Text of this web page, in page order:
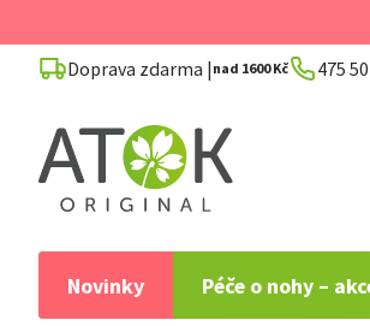
na
obsah
Doprava zdarma | nad 1600 Kč 475
Novinky Péče o nohy –